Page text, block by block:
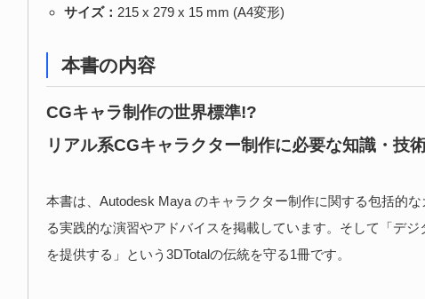
サイズ： 215 x 279 x 15 mm (A4変形)
本書の内容
CGキャラ制作の世界標準!?
リアル系CGキャラクター制作に必要な知識・技
本書は、Autodesk Maya のキャラクター制作に関する包括的
る実践的な演習やアドバイスを掲載しています。そして「デ
を提供する」という3DTotalの伝統を守る1冊です。